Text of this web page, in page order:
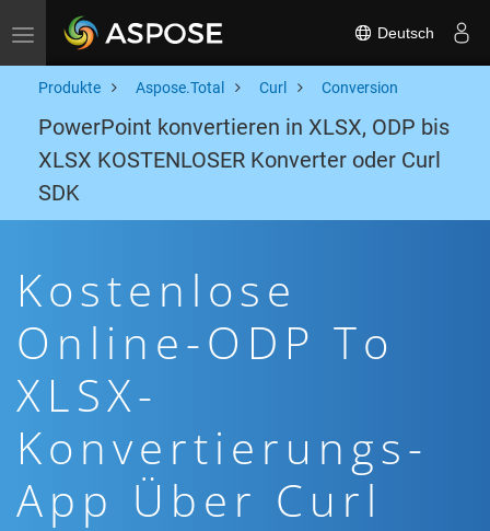
Toggle navigation Deutsch
Produkte Aspose.Total Curl Conversion
PowerPoint konvertieren in XLSX, ODP bis
XLSX KOSTENLOSER Konverter oder Curl
SDK
Kostenlose
Online-ODP To
XLSX-
Konvertierungs-
App Über Curl